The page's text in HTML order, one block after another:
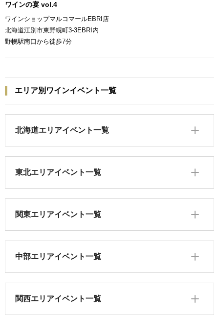
ワインの宴 vol.4
ワインショップマルコマールEBRI店
北海道江別市東野幌町3-3EBRI内
野幌駅南口から徒歩7分
エリア別ワインイベント一覧
北海道エリアイベント一覧
東北エリアイベント一覧
関東エリアイベント一覧
中部エリアイベント一覧
関西エリアイベント一覧